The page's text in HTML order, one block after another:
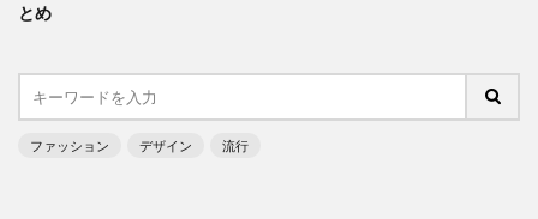
とめ
ファッション デザイン 流行